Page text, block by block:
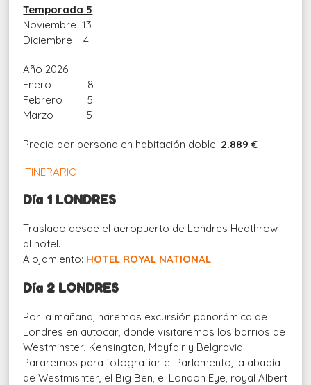
Temporada 5
Noviembre 13
Diciembre 4
Año 2026
Enero 8
Febrero 5
Marzo 5
Precio por persona en habitación doble: 2.889 €
ITINERARIO
Día 1 LONDRES
Traslado desde el aeropuerto de Londres Heathrow
al hotel.
Alojamiento: HOTEL ROYAL NATIONAL
Día 2 LONDRES
Por la mañana, haremos excursión panorámica de
Londres en autocar, donde visitaremos los barrios de
Westminster, Kensington, Mayfair y Belgravia.
Pararemos para fotografiar el Parlamento, la abadía
de Westmisnter, el Big Ben, el London Eye, royal Albert